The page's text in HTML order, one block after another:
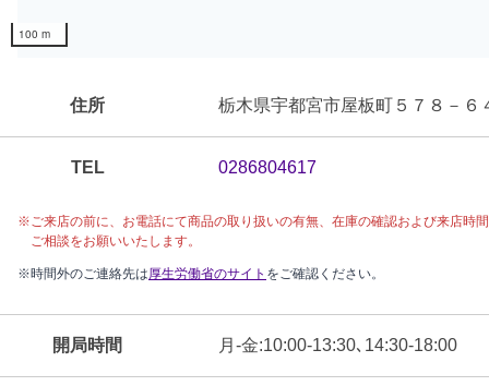
住所 栃木県宇都宮市屋板町５７８－６
TEL 0286804617
※ご来店の前に、 お電話にて商品の取り扱いの有無、在庫の確認および来店時
ご相談をお願いいたします。
※時間外のご連絡先は厚生労働省のサイト をご確認ください。
開局時間 月-金:10:00-13:30､14:30-18:00
100 m